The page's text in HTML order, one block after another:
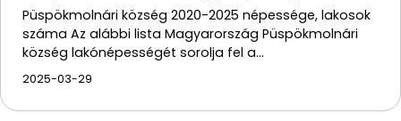
Püspökmolnári község 2020-2025 népessége, lakosok
száma Az alábbi lista Magyarország Püspökmolnári
község lakónépességét sorolja fel a…
2025-03-29